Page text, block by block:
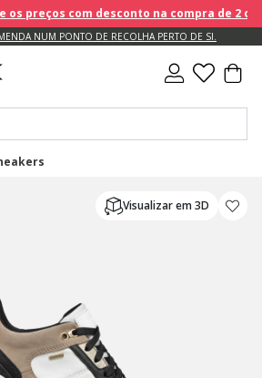
preços com desconto na compra de 2 ou
NUM PONTO DE RECOLHA PERTO DE SI.
Visualizar em 3D